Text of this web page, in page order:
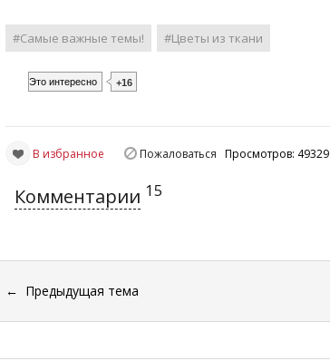
#Самые важные темы! #Цветы из ткани
Это интересно +16
В избранное Пожаловаться Просмотров: 49329
Комментарии 15
← Предыдущая тема